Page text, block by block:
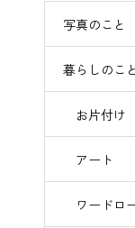
写真のこと
暮らしのこと
お片付け
アート
ワードロ